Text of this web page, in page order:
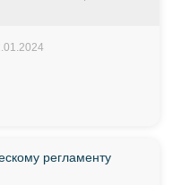
регламенту